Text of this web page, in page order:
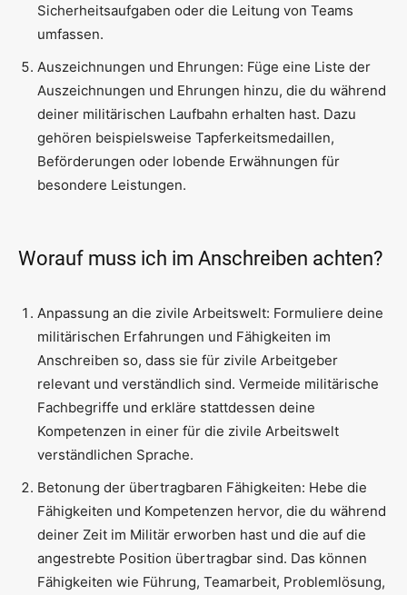
Sicherheitsaufgaben oder die Leitung von Teams
umfassen.
Auszeichnungen und Ehrungen: Füge eine Liste der
Auszeichnungen und Ehrungen hinzu, die du während
deiner militärischen Laufbahn erhalten hast. Dazu
gehören beispielsweise Tapferkeitsmedaillen,
Beförderungen oder lobende Erwähnungen für
besondere Leistungen.
Worauf muss ich im Anschreiben achten?
Anpassung an die zivile Arbeitswelt: Formuliere deine
militärischen Erfahrungen und Fähigkeiten im
Anschreiben so, dass sie für zivile Arbeitgeber
relevant und verständlich sind. Vermeide militärische
Fachbegriffe und erkläre stattdessen deine
Kompetenzen in einer für die zivile Arbeitswelt
verständlichen Sprache.
Betonung der übertragbaren Fähigkeiten: Hebe die
Fähigkeiten und Kompetenzen hervor, die du während
deiner Zeit im Militär erworben hast und die auf die
angestrebte Position übertragbar sind. Das können
Fähigkeiten wie Führung, Teamarbeit, Problemlösung,